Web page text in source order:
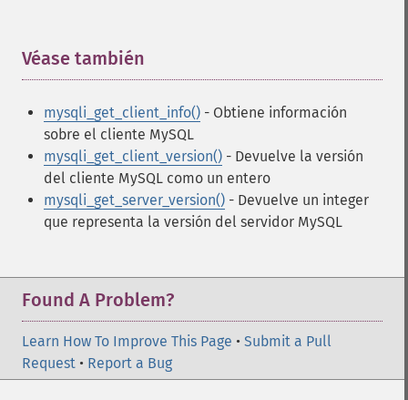
Véase también
mysqli_get_client_info() - Obtiene información
sobre el cliente MySQL
mysqli_get_client_version() - Devuelve la versión
del cliente MySQL como un entero
mysqli_get_server_version() - Devuelve un integer
que representa la versión del servidor MySQL
Found A Problem?
Learn How To Improve This Page • Submit a Pull
Request • Report a Bug